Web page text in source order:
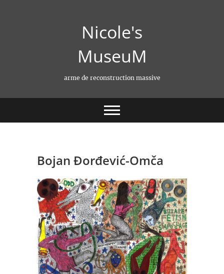
Nicole's
MuseuM
arme de reconstruction massive
Bojan Đorđević-Omča